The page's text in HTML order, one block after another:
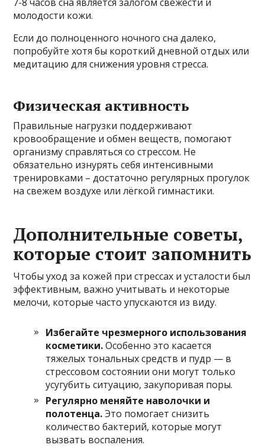
молодости кожи.
Если до полноценного ночного сна далеко,
попробуйте хотя бы короткий дневной отдых или
медитацию для снижения уровня стресса.
Физическая активность
Правильные нагрузки поддерживают
кровообращение и обмен веществ, помогают
организму справляться со стрессом. Не
обязательно изнурять себя интенсивными
тренировками – достаточно регулярных прогулок
на свежем воздухе или лёгкой гимнастики.
Дополнительные советы,
которые стоит запомнить
Чтобы уход за кожей при стрессах и усталости был
эффективным, важно учитывать и некоторые
мелочи, которые часто упускаются из виду.
Избегайте чрезмерного использования
косметики.Особенно это касается
тяжелых тональных средств и пудр — в
стрессовом состоянии они могут только
усугубить ситуацию, закупоривая поры.
Регулярно меняйте наволочки и
полотенца.Это помогает снизить
количество бактерий, которые могут
вызвать воспаления.